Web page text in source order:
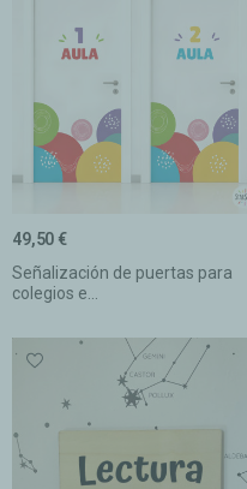
Señalización de puertas para
colegios e...
49,50 €